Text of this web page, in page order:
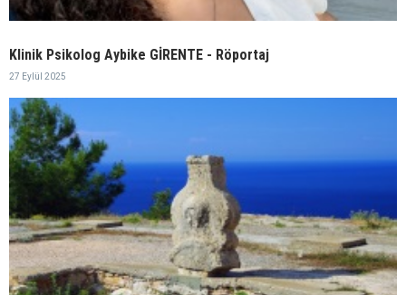
Klinik Psikolog Aybike GİRENTE - Röportaj
27 Eylül 2025